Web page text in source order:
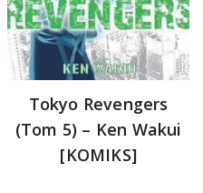
Tokyo Revengers
(Tom 5) – Ken Wakui
[KOMIKS]